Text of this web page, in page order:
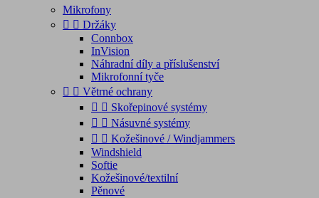
Mikrofony
  Držáky
Connbox
InVision
Náhradní díly a příslušenství
Mikrofonní tyče
  Větrné ochrany
  Skořepinové systémy
  Násuvné systémy
  Kožešinové / Windjammers
Windshield
Softie
Kožešinové/textilní
Pěnové